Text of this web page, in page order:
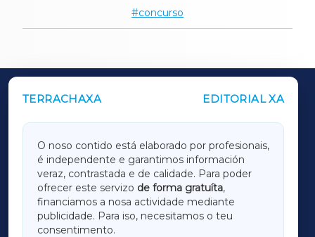
concurso
TERRACHAXA EDITORIAL XA
O noso contido está elaborado por profesionais,
é independente e garantimos información
veraz, contrastada e de calidade. Para poder
ofrecer este servizo de forma gratuíta,
financiamos a nosa actividade mediante
publicidade. Para iso, necesitamos o teu
consentimento.
OUTROS PERIÓDICOS
LUGOXA
TERRACHAXA